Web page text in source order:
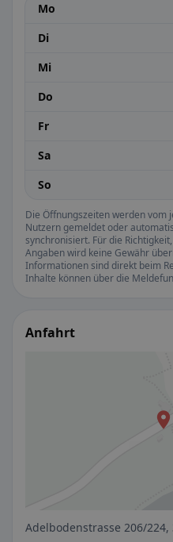
Mo
Di
Mi
Do
Fr
Sa
So
Die Öffnungszeiten werden vom
Nutzern gemeldet oder
synchronisiert. Für die
Angaben wird keine Gewähr
Informationen sind direkt beim
Inhalte können über die
Anfahrt
Adelbodenstrasse 206/